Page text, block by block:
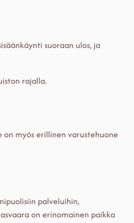
suoraan ulos, ja
rajalla.
myös erillinen varustehuone
palveluihin,
on erinomainen paikka